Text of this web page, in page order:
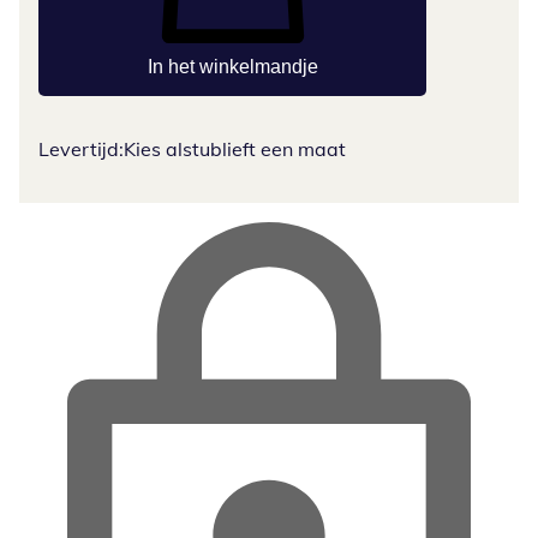
In het winkelmandje
Levertijd:Kies alstublieft een maat